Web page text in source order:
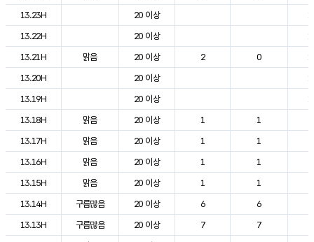
13.23H
20 이상
13.22H
20 이상
13.21H
맑음 20 이상 2 0
13.20H
20 이상
13.19H
20 이상
13.18H
맑음 20 이상 1 1
13.17H
맑음 20 이상 1 1
13.16H
맑음 20 이상 1 1
13.15H
맑음 20 이상 1 1
13.14H
구름많음 20 이상 6 6
13.13H
구름많음 20 이상 7 7